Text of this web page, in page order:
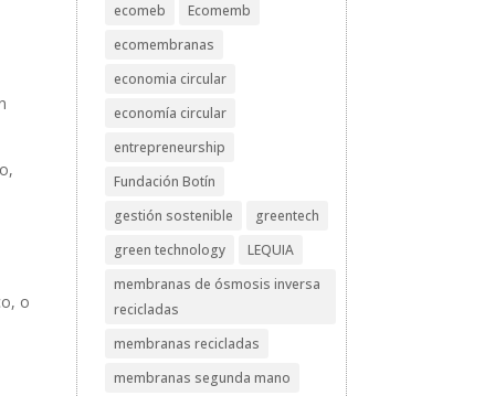
o
ecomeb
Ecomemb
ecomembranas
economia circular
economía circular
entrepreneurship
Fundación Botín
gestión sostenible
greentech
green technology
LEQUIA
membranas de ósmosis inversa
recicladas
membranas recicladas
membranas segunda mano